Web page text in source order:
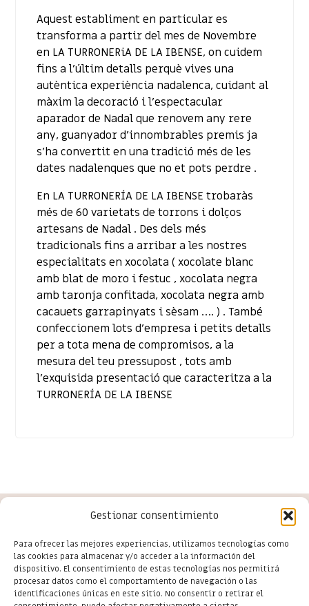
Gestionar consentimiento
Para ofrecer las mejores experiencias, utilizamos tecnologías como
las cookies para almacenar y/o acceder a la información del
dispositivo. El consentimiento de estas tecnologías nos permitirá
procesar datos como el comportamiento de navegación o las
identificaciones únicas en este sitio. No consentir o retirar el
Aquest establiment en particular es
transforma a partir del mes de Novembre
en LA TURRONERiA DE LA IBENSE, on cuidem
fins a l’últim detalls perquè vives una
autèntica experiència nadalenca, cuidant al
màxim la decoració i l’espectacular
aparador de Nadal que renovem any rere
any, guanyador d’innombrables premis ja
s’ha convertit en una tradició més de les
dates nadalenques que no et pots perdre .
En LA TURRONERÍA DE LA IBENSE trobaràs
més de 60 varietats de torrons i dolços
artesans de Nadal . Des dels més
tradicionals fins a arribar a les nostres
especialitats en xocolata ( xocolate blanc
amb blat de moro i festuc , xocolata negra
amb taronja confitada, xocolata negra amb
cacauets garrapinyats i sèsam …. ) . També
confeccionem lots d’empresa i petits detalls
per a tota mena de compromisos, a la
mesura del teu pressupost , tots amb
l’exquisida presentació que caracteritza a la
TURRONERÍA DE LA IBENSE
Conoce las últimas novedades
del comercio en Salou